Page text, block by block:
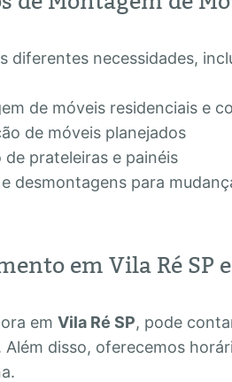
diferentes necessidades,
de móveis residenciais e
de móveis planejados
de prateleiras e painéis
desmontagens para
em Vila Ré SP
emVila Ré SP, pode
Além disso, oferecemos